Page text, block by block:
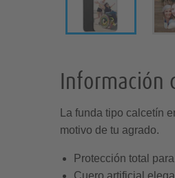
Información
La funda tipo calcetín
motivo de tu agrado.
Protección total
Cuero artificial